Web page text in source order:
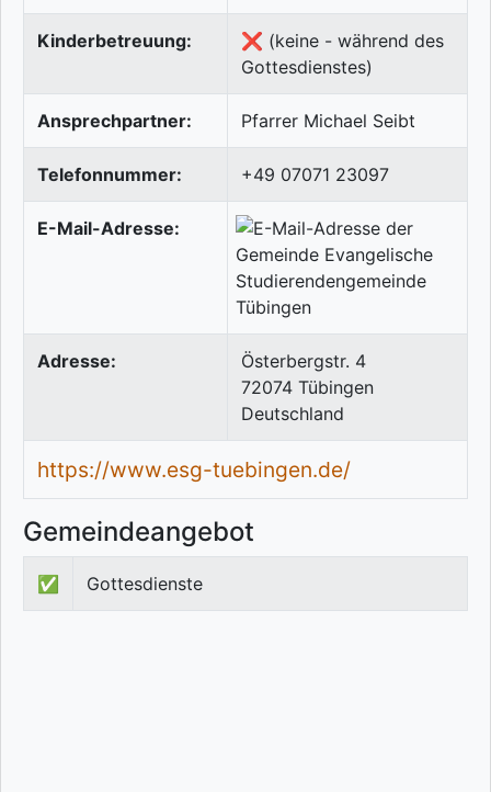
Kinderbetreuung:
❌ (keine - während des
Gottesdienstes)
Ansprechpartner: Pfarrer Michael Seibt
Telefonnummer: +49 07071 23097
E-Mail-Adresse:
Adresse:
Österbergstr. 4
72074 Tübingen
Deutschland
https://www.esg-tuebingen.de/
Gemeindeangebot
✅ Gottesdienste